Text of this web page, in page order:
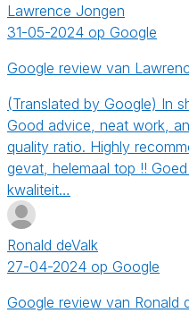
Lawrence Jongen
31-05-2024 op Google
Google review van
(Translated by Google) In
Good advice, neat work,
quality ratio. Highly
gevat, helemaal top !!
kwaliteit…
Ronald deValk
27-04-2024 op Google
Google review van Ronald